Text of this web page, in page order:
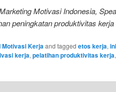
Motivasi Indonesia,
peningkatan produktivitas kerja
Kerjaand tagged etos kerja,
kerja,pelatihan produktivitas kerja,